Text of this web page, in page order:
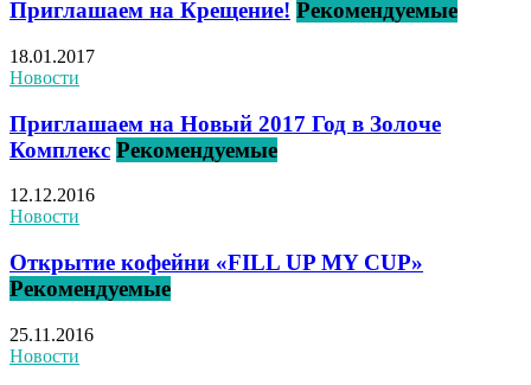
Приглашаем на Крещение! Рекомендуемые
18.01.2017
Новости
Приглашаем на Новый 2017 Год в Золоче
Комплекс Рекомендуемые
12.12.2016
Новости
Открытие кофейни «FILL UP MY CUP»
Рекомендуемые
25.11.2016
Новости